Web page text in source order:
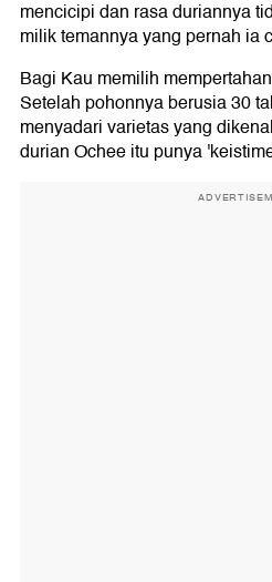
mencicipi dan rasa duriannya
milik temannya yang pernah ia
Bagi Kau memilih
Setelah pohonnya berusia 30
menyadari varietas yang
durian Ochee itu punya